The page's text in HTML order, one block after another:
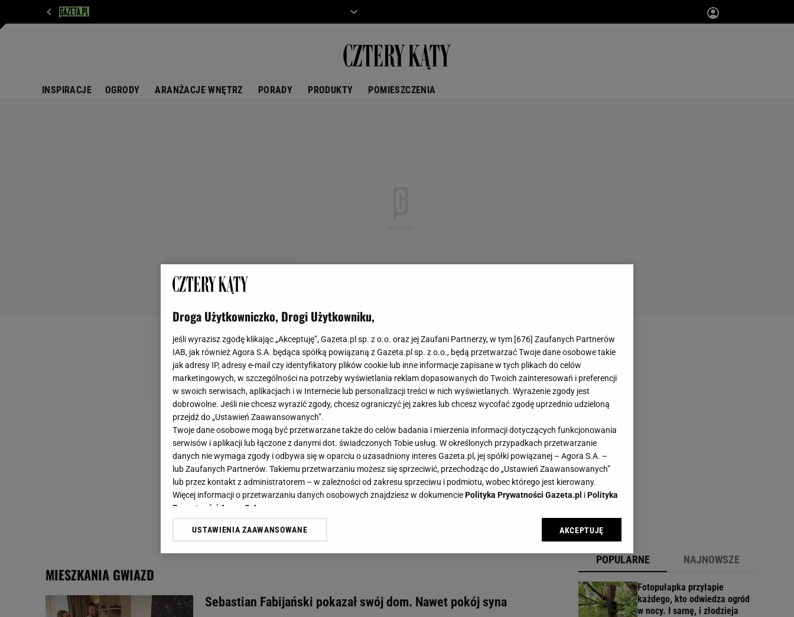
INSPIRACJE OGRODY ARANŻACJE WNĘTRZ PORADY PRODUKTY POMIESZCZENIA
MIESZKANIA GWIAZD
Sebastian Fabijański pokazał swój dom. Nawet pokój syna
POPULARNE NAJNOWSZE
Fotopułapka przyłapie
każdego, kto odwiedza ogród
w nocy. I sarnę, i złodzieja
Droga Użytkowniczko, Drogi Użytkowniku,
jeśli wyrazisz zgodę klikając „Akceptuję”, Gazeta.pl sp. z o.o. oraz jej Zaufani Partnerzy, w tym [676] Zaufanych Partnerów
IAB, jak również Agora S.A. będąca spółką powiązaną z Gazeta.pl sp. z o.o., będą przetwarzać Twoje dane osobowe takie
jak adresy IP, adresy e-mail czy identyfikatory plików cookie lub inne informacje zapisane w tych plikach do celów
marketingowych, w szczególności na potrzeby wyświetlania reklam dopasowanych do Twoich zainteresowań i preferencji
w swoich serwisach, aplikacjach i w Internecie lub personalizacji treści w nich wyświetlanych. Wyrażenie zgody jest
dobrowolne. Jeśli nie chcesz wyrazić zgody, chcesz ograniczyć jej zakres lub chcesz wycofać zgodę uprzednio udzieloną
przejdź do „Ustawień Zaawansowanych”.
Twoje dane osobowe mogą być przetwarzane także do celów badania i mierzenia informacji dotyczących funkcjonowania
serwisów i aplikacji lub łączone z danymi dot. świadczonych Tobie usług. W określonych przypadkach przetwarzanie
danych nie wymaga zgody i odbywa się w oparciu o uzasadniony interes Gazeta.pl, jej spółki powiązanej – Agora S.A. –
lub Zaufanych Partnerów. Takiemu przetwarzaniu możesz się sprzeciwić, przechodząc do „Ustawień Zaawansowanych”
lub przez kontakt z administratorem – w zależności od zakresu sprzeciwu i podmiotu, wobec którego jest kierowany.
Więcej informacji o przetwarzaniu danych osobowych znajdziesz w dokumenciePolityka Prywatności Gazeta.pl iPolityka
Prywatności Agora S.A.
Klikając „Akceptuję” wyrażasz też zgodę na zainstalowanie i przechowywanie plików cookie Gazeta.pl sp. z o.o., jej
dotyczące plików cookie, wywołując narzędzie do zarządzania twoimi preferencjami dot. przetwarzania danych poprzez
odnośnik „Ustawienia prywatności ” w stopce serwisu i przechodząc do „Ustawień Zaawansowanych”. Zmiana ustawień
My, nasi Zaufani Partnerzy i Agora S.A. możemy przetwarzać dane osobowe w następujących celach:
USTAWIENIA ZAAWANSOWANE AKCEPTUJĘ